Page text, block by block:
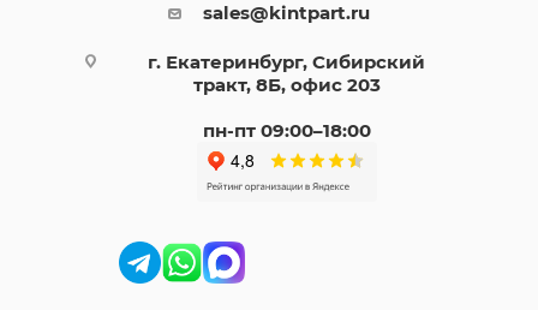
sales@kintpart.ru
г. Екатеринбург, Сибирский
тракт, 8Б, офис 203
пн-пт 09:00–18:00